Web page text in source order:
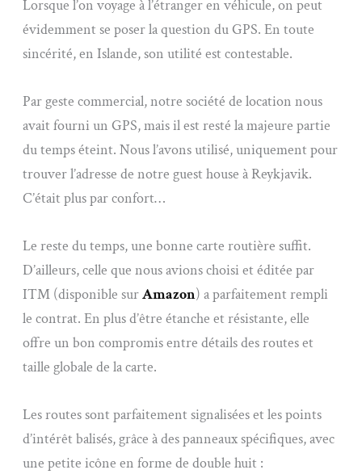
Lorsque l’on voyage à l’étranger en véhicule, on peut
évidemment se poser la question du GPS. En toute
sincérité, en Islande, son utilité est contestable.
Par geste commercial, notre société de location nous
avait fourni un GPS, mais il est resté la majeure partie
du temps éteint. Nous l’avons utilisé, uniquement pour
trouver l’adresse de notre guest house à Reykjavik.
C’était plus par confort…
Le reste du temps, une bonne carte routière suffit.
D’ailleurs, celle que nous avions choisi et éditée par
ITM (disponible surAmazon) a parfaitement rempli
le contrat. En plus d’être étanche et résistante, elle
offre un bon compromis entre détails des routes et
taille globale de la carte.
Les routes sont parfaitement signalisées et les points
d’intérêt balisés, grâce à des panneaux spécifiques, avec
une petite icône en forme de double huit :